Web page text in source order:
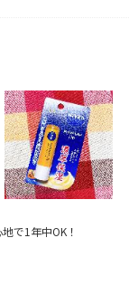
で1年中OK！